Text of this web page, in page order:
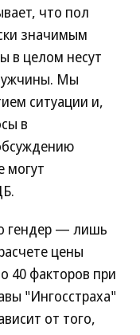
что пол
значимым
в целом несут
Мы
ситуации и,
в
могут
гендер — лишь
цены
40 факторов при
"Ингосстраха"
от того,